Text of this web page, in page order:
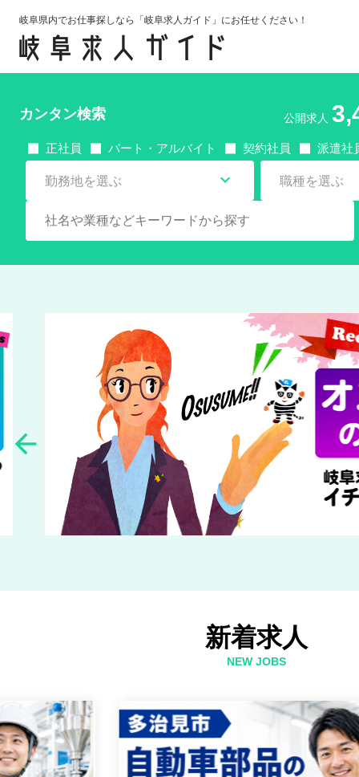
岐阜県内でお仕事探しなら「岐阜求人ガイド」にお任せください！
カンタン検索
正社員 パート・アルバイト 契約社員 派遣社
公開求人
勤務地を選ぶ  職種を選ぶ

新着求人
NEW JOBS